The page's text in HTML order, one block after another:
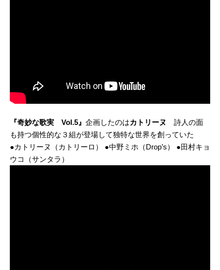
『奇妙な歌実 Vol.5』 企画したのはカトリーヌ 詩人の面
も持つ個性的な３組が登場して独特な世界を創っていた
●カトリーヌ（カトリーロ） ●中野ミホ（Drop’s） ●田村キョ
ウコ（サンタラ）